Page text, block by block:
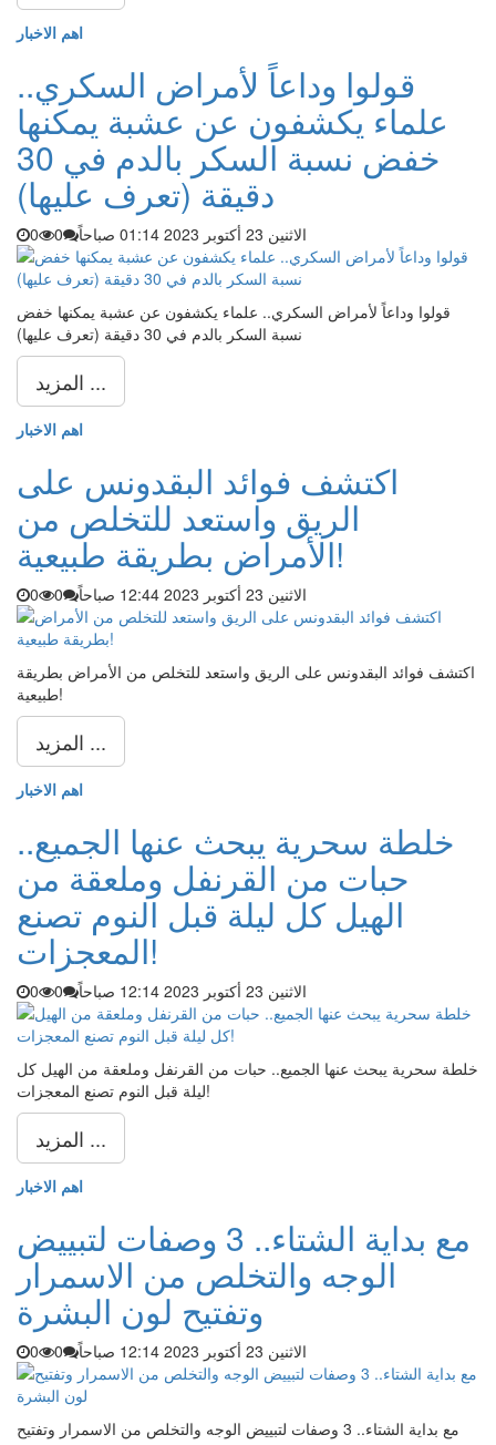
اهم الاخبار
قولوا وداعاً لأمراض السكري..
علماء يكشفون عن عشبة يمكنها
خفض نسبة السكر بالدم في 30
دقيقة (تعرف عليها)
الاثنين 23 أكتوبر 2023 01:14 صباحاً 0
0
قولوا وداعاً لأمراض السكري.. علماء يكشفون عن عشبة يمكنها خفض
نسبة السكر بالدم في 30 دقيقة (تعرف عليها)
المزيد ...
اهم الاخبار
اكتشف فوائد البقدونس على
الريق واستعد للتخلص من
الأمراض بطريقة طبيعية!
الاثنين 23 أكتوبر 2023 12:44 صباحاً 0
0
اكتشف فوائد البقدونس على الريق واستعد للتخلص من الأمراض بطريقة
طبيعية!
المزيد ...
اهم الاخبار
خلطة سحرية يبحث عنها الجميع..
حبات من القرنفل وملعقة من
الهيل كل ليلة قبل النوم تصنع
المعجزات!
الاثنين 23 أكتوبر 2023 12:14 صباحاً 0
0
خلطة سحرية يبحث عنها الجميع.. حبات من القرنفل وملعقة من الهيل كل
ليلة قبل النوم تصنع المعجزات!
المزيد ...
اهم الاخبار
مع بداية الشتاء.. 3 وصفات لتبييض
الوجه والتخلص من الاسمرار
وتفتيح لون البشرة
الاثنين 23 أكتوبر 2023 12:14 صباحاً 0
0
مع بداية الشتاء.. 3 وصفات لتبييض الوجه والتخلص من الاسمرار وتفتيح